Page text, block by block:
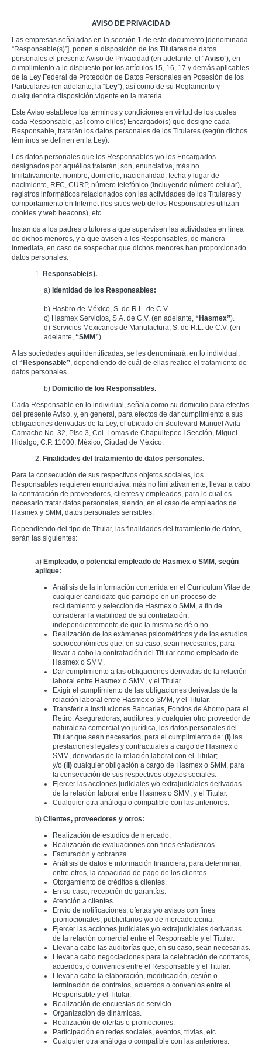
AVISO DE PRIVACIDAD
Las empresas señaladas en la sección 1 de este documento [denominada
“Responsable(s)”], ponen a disposición de los Titulares de datos
personales el presente Aviso de Privacidad (en adelante, el “Aviso”), en
cumplimiento a lo dispuesto por los artículos 15, 16, 17 y demás aplicables
de la Ley Federal de Protección de Datos Personales en Posesión de los
Particulares (en adelante, la “Ley”), así como de su Reglamento y
cualquier otra disposición vigente en la materia.
Este Aviso establece los términos y condiciones en virtud de los cuales
cada Responsable, así como el(los) Encargado(s) que designe cada
Responsable, tratarán los datos personales de los Titulares (según dichos
términos se definen en la Ley).
Los datos personales que los Responsables y/o los Encargados
designados por aquéllos tratarán, son, enunciativa, más no
limitativamente: nombre, domicilio, nacionalidad, fecha y lugar de
nacimiento, RFC, CURP, número telefónico (incluyendo número celular),
registros informáticos relacionados con las actividades de los Titulares y
comportamiento en Internet (los sitios web de los Responsables utilizan
cookies y web beacons), etc.
Instamos a los padres o tutores a que supervisen las actividades en línea
de dichos menores, y a que avisen a los Responsables, de manera
inmediata, en caso de sospechar que dichos menores han proporcionado
datos personales.
1. Responsable(s).
a) Identidad de los Responsables:
b) Hasbro de México, S. de R.L. de C.V.
c) Hasmex Servicios, S.A. de C.V. (en adelante, “Hasmex”).
d) Servicios Mexicanos de Manufactura, S. de R.L. de C.V. (en
adelante, “SMM”).
A las sociedades aquí identificadas, se les denominará, en lo individual,
el “Responsable”, dependiendo de cuál de ellas realice el tratamiento de
datos personales.
b) Domicilio de los Responsables.
Cada Responsable en lo individual, señala como su domicilio para efectos
del presente Aviso, y, en general, para efectos de dar cumplimiento a sus
obligaciones derivadas de la Ley, el ubicado en Boulevard Manuel Avila
Camacho No. 32, Piso 3, Col. Lomas de Chapultepec I Sección, Miguel
Hidalgo, C.P. 11000, México, Ciudad de México.
2. Finalidades del tratamiento de datos personales.
Para la consecución de sus respectivos objetos sociales, los
Responsables requieren enunciativa, más no limitativamente, llevar a cabo
la contratación de proveedores, clientes y empleados, para lo cual es
necesario tratar datos personales, siendo, en el caso de empleados de
Hasmex y SMM, datos personales sensibles.
Dependiendo del tipo de Titular, las finalidades del tratamiento de datos,
serán las siguientes:
a) Empleado, o potencial empleado de Hasmex o SMM, según
aplique:
Análisis de la información contenida en el Currículum Vitae de
cualquier candidato que participe en un proceso de
reclutamiento y selección de Hasmex o SMM, a fin de
considerar la viabilidad de su contratación,
independientemente de que la misma se dé o no.
Realización de los exámenes psicométricos y de los estudios
socioeconómicos que, en su caso, sean necesarios, para
llevar a cabo la contratación del Titular como empleado de
Hasmex o SMM.
Dar cumplimiento a las obligaciones derivadas de la relación
laboral entre Hasmex o SMM, y el Titular.
Exigir el cumplimiento de las obligaciones derivadas de la
relación laboral entre Hasmex o SMM, y el Titular.
Transferir a Instituciones Bancarias, Fondos de Ahorro para el
Retiro, Aseguradoras, auditores, y cualquier otro proveedor de
naturaleza comercial y/o jurídica, los datos personales del
Titular que sean necesarios, para el cumplimiento de: (i) las
prestaciones legales y contractuales a cargo de Hasmex o
SMM, derivadas de la relación laboral con el Titular;
y/o (ii) cualquier obligación a cargo de Hasmex o SMM, para
la consecución de sus respectivos objetos sociales.
Ejercer las acciones judiciales y/o extrajudiciales derivadas
de la relación laboral entre Hasmex o SMM, y el Titular.
Cualquier otra análoga o compatible con las anteriores.
b) Clientes, proveedores y otros:
Realización de estudios de mercado.
Realización de evaluaciones con fines estadísticos.
Facturación y cobranza.
Análisis de datos e información financiera, para determinar,
entre otros, la capacidad de pago de los clientes.
Otorgamiento de créditos a clientes.
En su caso, recepción de garantías.
Atención a clientes.
Envío de notificaciones, ofertas y/o avisos con fines
promocionales, publicitarios y/o de mercadotecnia.
Ejercer las acciones judiciales y/o extrajudiciales derivadas
de la relación comercial entre el Responsable y el Titular.
Llevar a cabo las auditorías que, en su caso, sean necesarias.
Llevar a cabo negociaciones para la celebración de contratos,
acuerdos, o convenios entre el Responsable y el Titular.
Llevar a cabo la elaboración, modificación, cesión o
terminación de contratos, acuerdos o convenios entre el
Responsable y el Titular.
Realización de encuestas de servicio.
Organización de dinámicas.
Realización de ofertas o promociones.
Participación en redes sociales, eventos, trivias, etc.
Cualquier otra análoga o compatible con las anteriores.